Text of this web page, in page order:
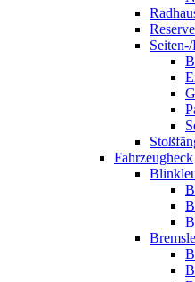
Fahrzeugheck